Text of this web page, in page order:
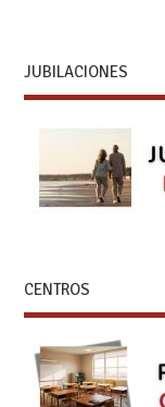
JUBILACIONES
CENTROS